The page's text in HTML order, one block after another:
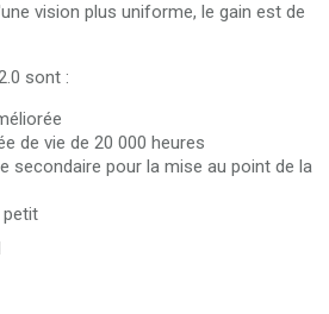
vision plus uniforme, le gain est de
sont :
de vie de 20 000 heures
secondaire pour la mise au point de la
petit